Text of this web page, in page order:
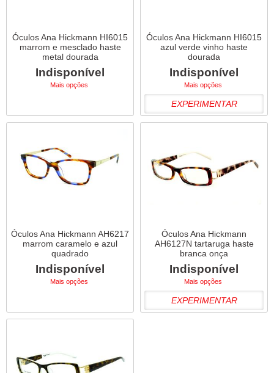
Óculos Ana Hickmann HI6015
marrom e mesclado haste
metal dourada
Indisponível
Mais opções
Óculos Ana Hickmann HI6015
azul verde vinho haste
dourada
Indisponível
Mais opções
EXPERIMENTAR
Óculos Ana Hickmann AH6217
marrom caramelo e azul
quadrado
Indisponível
Mais opções
Óculos Ana Hickmann
AH6127N tartaruga haste
branca onça
Indisponível
Mais opções
EXPERIMENTAR